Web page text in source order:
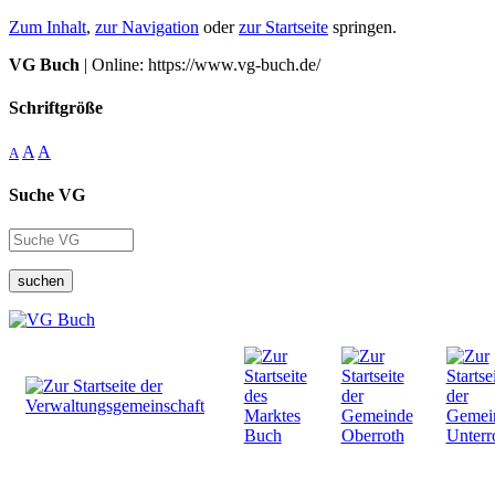
Zum Inhalt, zur Navigation oderzur Startseite springen.
VG Buch | Online: https://www.vg-buch.de/
Schriftgröße
A A A
Suche VG
suchen